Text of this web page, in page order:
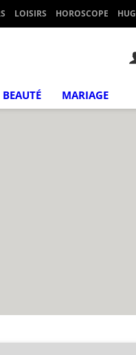
LOISIRS HOROSCOPE
BEAUTÉ MARIAGE